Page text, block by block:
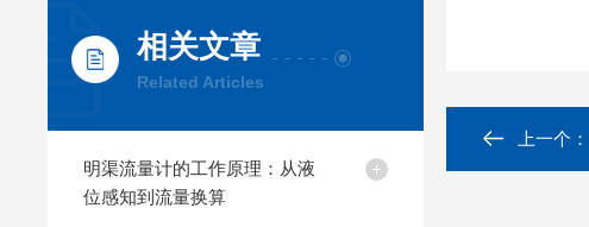
相关文章
Related Articles
明渠流量计的工作原理：从液
位感知到流量换算
上一个：